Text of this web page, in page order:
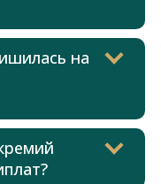
на